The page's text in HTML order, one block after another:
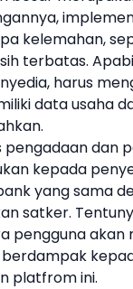
kelemahan,
terbatas.
harus
data usaha
pengadaan dan
kepada
yang sama
satker.
pengguna akan
platfrom ini.